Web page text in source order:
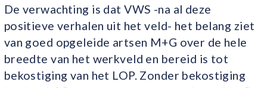
De verwachting is dat VWS -na al deze
positieve verhalen uit het veld- het belang ziet
van goed opgeleide artsen M+G over de hele
breedte van het werkveld en bereid is tot
bekostiging van het LOP. Zonder bekostiging